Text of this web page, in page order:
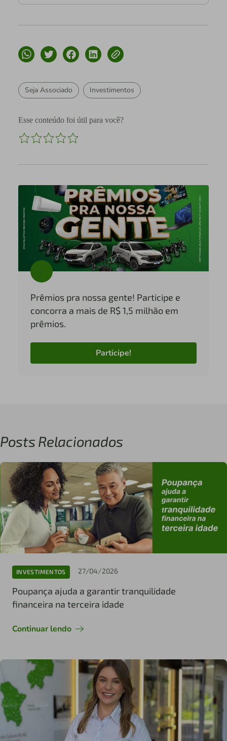
Seja Associado Investimentos
Esse conteúdo foi útil para você?
Prêmios pra nossa gente! Participe e
concorra a mais de R$ 1,5 milhão em
prêmios.
Participe!
Posts Relacionados
INVESTIMENTOS 27/04/2026
Poupança ajuda a garantir tranquilidade
financeira na terceira idade
Continuar lendo